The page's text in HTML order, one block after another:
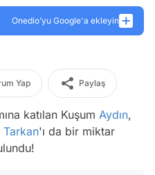
Onedio’yu Google'a ekleyin
Yap Paylaş
katılan Kuşum Aydın,
Tarkan'ı da bir miktar